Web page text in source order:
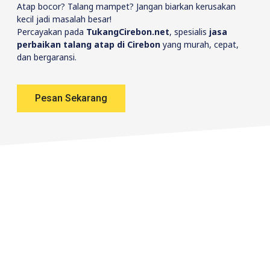
Atap bocor? Talang mampet? Jangan biarkan kerusakan
kecil jadi masalah besar!
Percayakan pada TukangCirebon.net, spesialis jasa
perbaikan talang atap di Cirebon yang murah, cepat,
dan bergaransi.
Pesan Sekarang